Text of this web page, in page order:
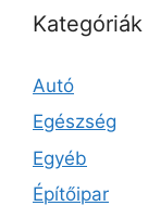
Kategóriák
Autó
Egészség
Egyéb
Építőipar